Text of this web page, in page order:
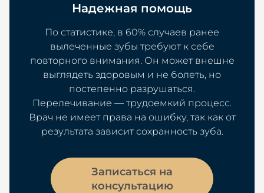
Надежная помощь
По статистике, в 60% случаев ранее
вылеченные зубы требуют к себе
повторного внимания. Он может внешне
выглядеть здоровым и не болеть, но
постепенно разрушаться.
Перелечивание — трудоемкий процесс.
Врач не имеет права на ошибку, так как от
результата зависит сохранность зуба.
Записаться на
консультацию